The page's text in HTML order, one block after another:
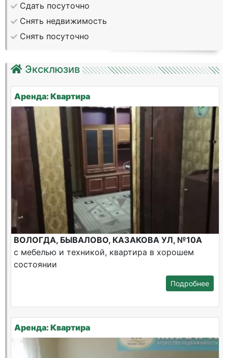
Сдать посуточно
Снять недвижимость
Снять посуточно
Эксклюзив
Аренда: Квартира
ВОЛОГДА, БЫВАЛОВО, КАЗАКОВА УЛ, №10А
с мебелью и техникой, квартира в хорошем
состоянии
Подробнее
Аренда: Квартира